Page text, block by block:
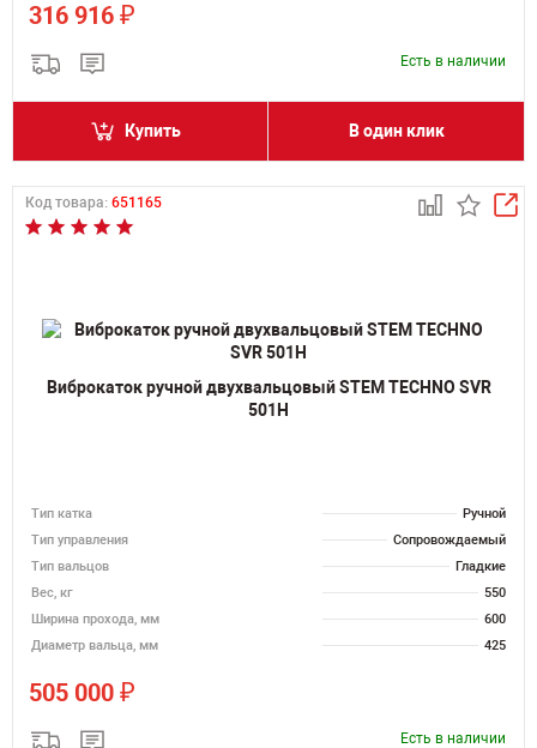
316 916 ₽
Есть в наличии
Купить В один клик
Код товара: 651165
Виброкаток ручной двухвальцовый STEM TECHNO SVR
501H
Тип катка
Ручной
Тип управления
Сопровождаемый
Тип вальцов
Гладкие
Вес, кг
550
Ширина прохода, мм
600
Диаметр вальца, мм
425
505 000 ₽
Есть в наличии